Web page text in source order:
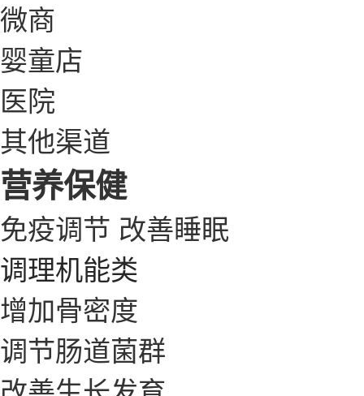
微商
婴童店
医院
其他渠道
营养保健
免疫调节 改善睡眠
调理机能类
增加骨密度
调节肠道菌群